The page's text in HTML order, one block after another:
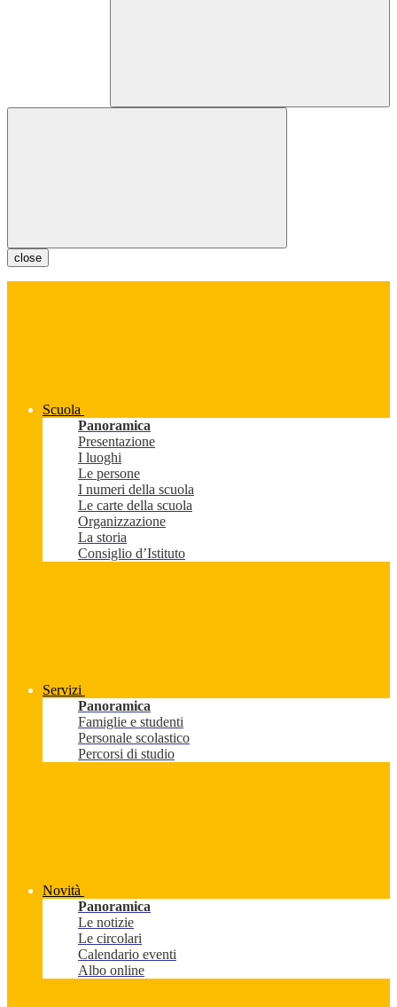
close
Scuola
Panoramica
Presentazione
I luoghi
Le persone
I numeri della scuola
Le carte della scuola
Organizzazione
La storia
Consiglio d’Istituto
Servizi
Panoramica
Famiglie e studenti
Personale scolastico
Percorsi di studio
Novità
Panoramica
Le notizie
Le circolari
Calendario eventi
Albo online